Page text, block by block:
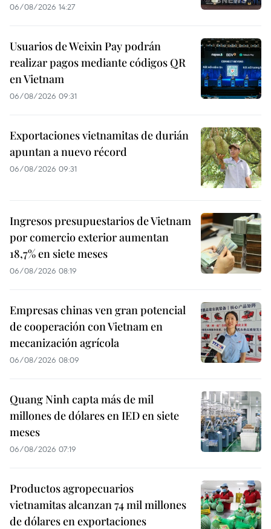
06/08/2026 14:27
Usuarios de Weixin Pay podrán
realizar pagos mediante códigos QR
en Vietnam
06/08/2026 09:31
Exportaciones vietnamitas de durián
apuntan a nuevo récord
06/08/2026 09:31
Ingresos presupuestarios de Vietnam
por comercio exterior aumentan
18,7% en siete meses
06/08/2026 08:19
Empresas chinas ven gran potencial
de cooperación con Vietnam en
mecanización agrícola
06/08/2026 08:09
Quang Ninh capta más de mil
millones de dólares en IED en siete
meses
06/08/2026 07:19
Productos agropecuarios
vietnamitas alcanzan 74 mil millones
de dólares en exportaciones